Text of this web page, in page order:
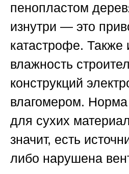
пенопластом
изнутри — это
катастрофе. Также
влажность
конструкций
влагомером.
для сухих
значит, есть
либо нарушена